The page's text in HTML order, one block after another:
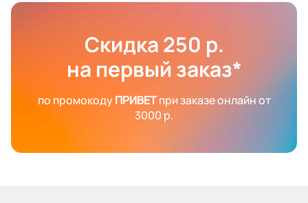
Скидка 250 р.
на первый заказ*
по промокодуПРИВЕТпри заказе онлайн от
3000 р.